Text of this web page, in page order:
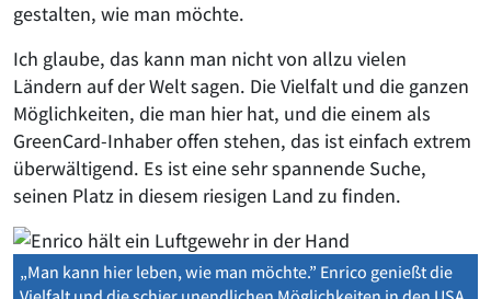
gestalten, wie man möchte.
Ich glaube, das kann man nicht von allzu vielen
Ländern auf der Welt sagen. Die Vielfalt und die ganzen
Möglichkeiten, die man hier hat, und die einem als
GreenCard-Inhaber offen stehen, das ist einfach extrem
überwältigend. Es ist eine sehr spannende Suche,
seinen Platz in diesem riesigen Land zu finden.
„Man kann hier leben, wie man möchte.” Enrico genießt die